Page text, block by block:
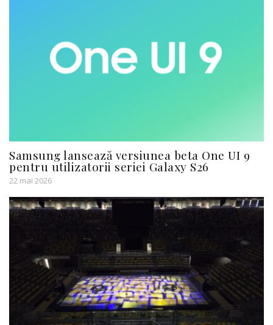
Samsung lansează versiunea beta One UI 9
pentru utilizatorii seriei Galaxy S26
22 mai 2026